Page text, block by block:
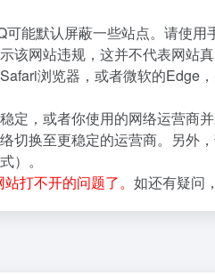
可能默认屏蔽一些站点。请使
该网站违规，这并不代表网站
浏览器，或者微软的Edge
定，或者你使用的网络运营商
切换至更稳定的运营商。另外
）。
打不开的问题了。 如还有疑问